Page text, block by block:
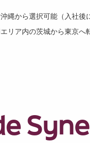
縄から選択可能（入社後
リア内の茨城から東京へ